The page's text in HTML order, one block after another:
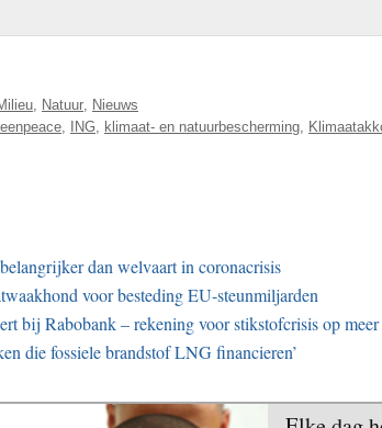
Natuur
Nieuws
ING klimaat- en natuurbescherming
dan welvaart in coronacrisis
voor besteding EU-steunmiljarden
bij Rabobank – rekening voor stikstofcrisis op
die fossiele brandstof LNG financieren’